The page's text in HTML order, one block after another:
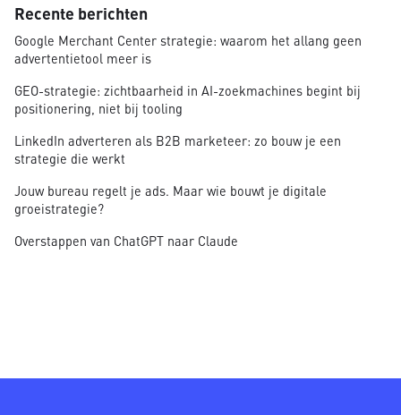
Recente berichten
Google Merchant Center strategie: waarom het allang geen
advertentietool meer is
GEO-strategie: zichtbaarheid in AI-zoekmachines begint bij
positionering, niet bij tooling
LinkedIn adverteren als B2B marketeer: zo bouw je een
strategie die werkt
Jouw bureau regelt je ads. Maar wie bouwt je digitale
groeistrategie?
Overstappen van ChatGPT naar Claude